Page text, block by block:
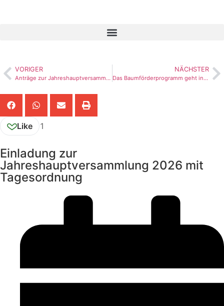
VORIGER
Anträge zur Jahreshauptversammlung 2026: Fristsetzung
NÄCHSTER
Das Baumförderprogramm geht in die nächste Runde
Like 1
Einladung zur
Jahreshauptversammlung 2026 mit
Tagesordnung